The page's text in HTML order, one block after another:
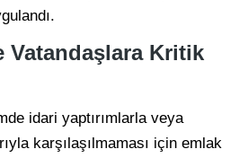
Vatandaşlara Kritik
idari yaptırımlarla veya
karşılaşılmaması için emlak